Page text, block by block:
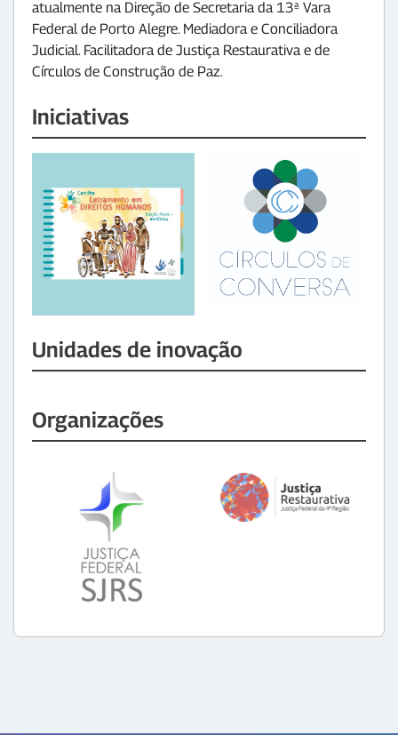
atualmente na Direção de Secretaria da 13ª Vara
Federal de Porto Alegre. Mediadora e Conciliadora
Judicial. Facilitadora de Justiça Restaurativa e de
Círculos de Construção de Paz.
Iniciativas
Unidades de inovação
Organizações